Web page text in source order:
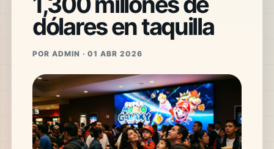
dólares en taquilla
POR ADMIN · 01 ABR 2026